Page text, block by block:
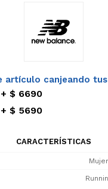
artículo canjeando tus
$ 6690
$ 5690
CARACTERÍSTICAS
Mujer